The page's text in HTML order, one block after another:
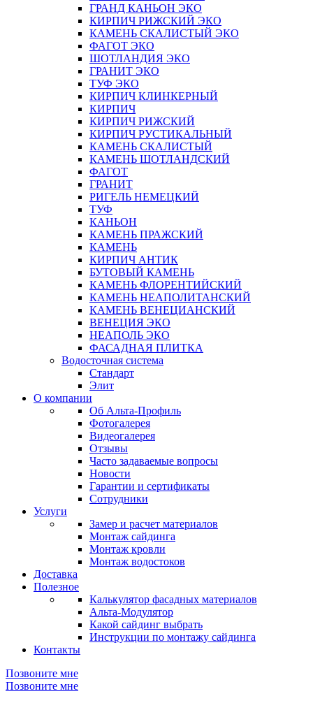
ГРАНД КАНЬОН ЭКО
КИРПИЧ РИЖСКИЙ ЭКО
КАМЕНЬ СКАЛИСТЫЙ ЭКО
ФАГОТ ЭКО
ШОТЛАНДИЯ ЭКО
ГРАНИТ ЭКО
ТУФ ЭКО
КИРПИЧ КЛИНКЕРНЫЙ
КИРПИЧ
КИРПИЧ РИЖСКИЙ
КИРПИЧ РУСТИКАЛЬНЫЙ
КАМЕНЬ СКАЛИСТЫЙ
КАМЕНЬ ШОТЛАНДСКИЙ
ФАГОТ
ГРАНИТ
РИГЕЛЬ НЕМЕЦКИЙ
ТУФ
КАНЬОН
КАМЕНЬ ПРАЖСКИЙ
КАМЕНЬ
КИРПИЧ АНТИК
БУТОВЫЙ КАМЕНЬ
КАМЕНЬ ФЛОРЕНТИЙСКИЙ
КАМЕНЬ НЕАПОЛИТАНСКИЙ
КАМЕНЬ ВЕНЕЦИАНСКИЙ
ВЕНЕЦИЯ ЭКО
НЕАПОЛЬ ЭКО
ФАСАДНАЯ ПЛИТКА
Водосточная система
Стандарт
Элит
О компании
Об Альта-Профиль
Фотогалерея
Видеогалерея
Отзывы
Часто задаваемые вопросы
Новости
Гарантии и сертификаты
Сотрудники
Услуги
Замер и расчет материалов
Монтаж сайдинга
Монтаж кровли
Монтаж водостоков
Доставка
Полезное
Калькулятор фасадных материалов
Альта-Модулятор
Какой сайдинг выбрать
Инструкции по монтажу сайдинга
Контакты
Позвоните мне
Позвоните мне